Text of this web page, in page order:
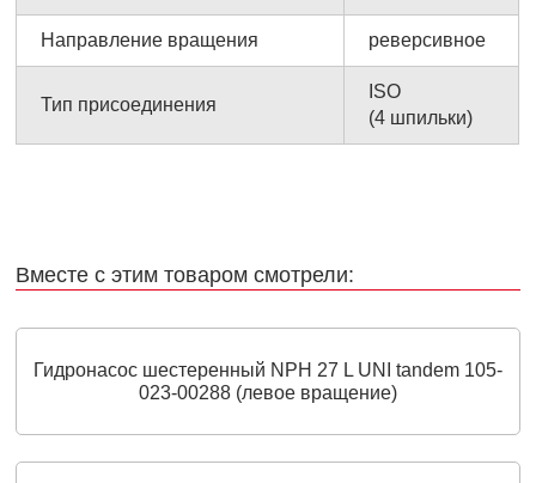
Направление вращения реверсивное
Тип присоединения
ISO
(4 шпильки)
Вместе с этим товаром смотрели:
Гидронасос шестеренный NPH 27 L UNI tandem 105-
023-00288 (левое вращение)